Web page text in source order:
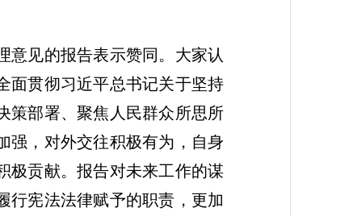
意见的报告表示赞同。大家认
面贯彻习近平总书记关于坚持
策部署、聚焦人民群众所思所
强，对外交往积极有为，自身
极贡献。报告对未来工作的谋
行宪法法律赋予的职责，更加